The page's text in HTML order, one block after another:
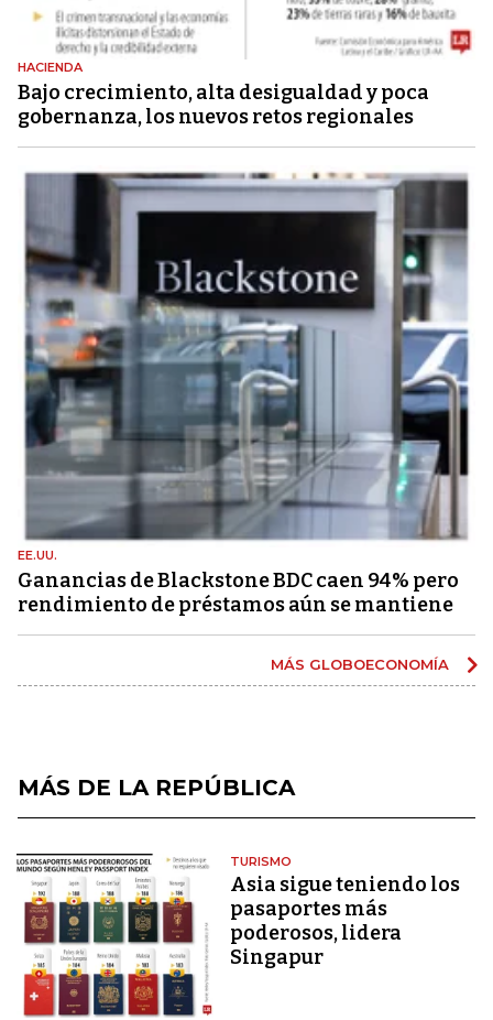
HACIENDA
Bajo crecimiento, alta desigualdad y poca
gobernanza, los nuevos retos regionales
EE.UU.
Ganancias de Blackstone BDC caen 94% pero
rendimiento de préstamos aún se mantiene
MÁS GLOBOECONOMÍA
MÁS DE LA REPÚBLICA
TURISMO
Asia sigue teniendo los
pasaportes más
poderosos, lidera
Singapur